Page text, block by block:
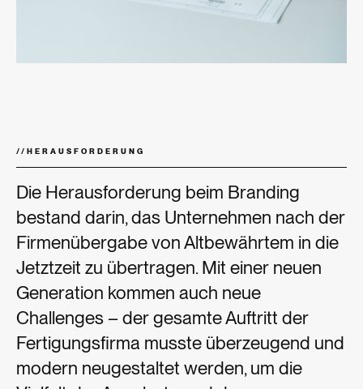
// HERAUSFORDERUNG
Die Herausforderung beim Branding
bestand darin, das Unternehmen nach der
Firmenübergabe von Altbewährtem in die
Jetztzeit zu übertragen. Mit einer neuen
Generation kommen auch neue
Challenges – der gesamte Auftritt der
Fertigungsfirma musste überzeugend und
modern neugestaltet werden, um die